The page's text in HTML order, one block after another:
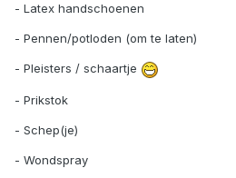
- Latex handschoenen
- Pennen/potloden (om te laten)
- Pleisters / schaartje
- Prikstok
- Schep(je)
- Wondspray